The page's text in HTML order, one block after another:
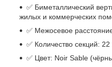
✅ Биметаллический
жилых и коммерческих
✅ Межосевое
✅ Количество секций: 22
✅ Цвет: Noir Sable